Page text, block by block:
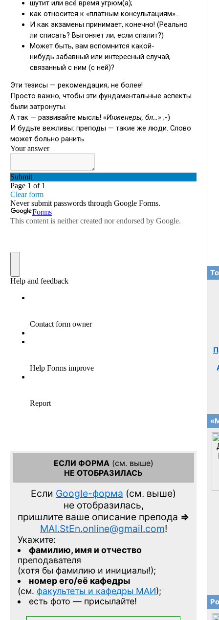
ЕСЛИ ФОРМА(см. выше)
НЕ ОТОБРАЗИЛАСЬ
Если Google-форма (см. выше)
не отобразилась,
пришлите ваше описание препода =>
MAI.StEn.online@gmail.com!
Укажите:
фамилию, имя и отчество
преподавателя
(хотя бы фамилию и инициалы!);
номер его/её кафедры
(см. факультеты и кафедры МАИ);
есть фото — присылайте!